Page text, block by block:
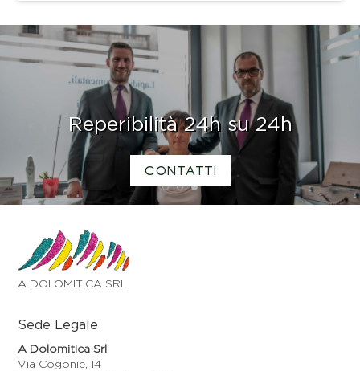
1 2 3
Reperibilità 24h su 24h
CONTATTI
A DOLOMITICA SRL
Sede Legale
A Dolomitica Srl
Via Cogonie, 14